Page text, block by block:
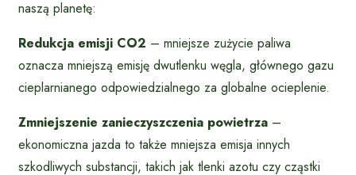
naszą planetę:
Redukcja emisji CO2 – mniejsze zużycie paliwa
oznacza mniejszą emisję dwutlenku węgla, głównego gazu
cieplarnianego odpowiedzialnego za globalne ocieplenie.
Zmniejszenie zanieczyszczenia powietrza –
ekonomiczna jazda to także mniejsza emisja innych
szkodliwych substancji, takich jak tlenki azotu czy cząstki